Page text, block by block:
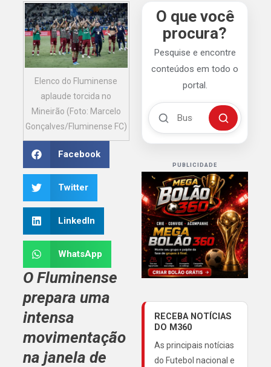
Elenco do Fluminense
aplaude torcida no
Mineirão (Foto: Marcelo
Gonçalves/Fluminense FC)
Facebook
Twitter
LinkedIn
WhatsApp
O Fluminense
prepara uma
intensa
movimentação
na janela de
O que você
procura?
Pesquise e encontre
conteúdos em todo o
portal.
Buscar no Mengão 360
Buscar
PUBLICIDADE
RECEBA NOTÍCIAS
DO M360
As principais notícias
do Futebol nacional e